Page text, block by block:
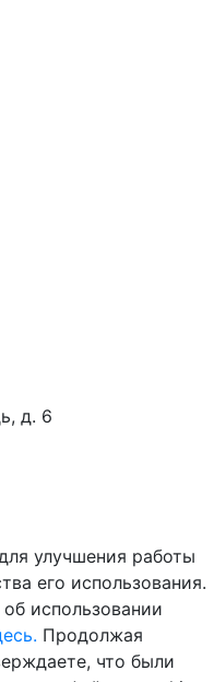
д. 6
улучшения работы
его использования.
использовании
Продолжая
что были